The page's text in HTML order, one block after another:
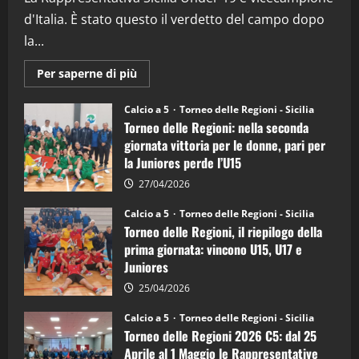
08/04/2026
d'Italia. È stato questo il verdetto del campo dopo
la...
Per saperne di più
informazioni
Torneo
delle
Regioni
di
calcio
a
5:
la
Juniores
è
vicecampione
d’Italia
Calcio a 5 Torneo delle Regioni - Sicilia
Torneo delle Regioni: nella seconda
giornata vittoria per le donne, pari per
la Juniores perde l’U15
27/04/2026
Calcio a 5 Torneo delle Regioni - Sicilia
Torneo delle Regioni, il riepilogo della
prima giornata: vincono U15, U17 e
Juniores
25/04/2026
Calcio a 5 Torneo delle Regioni - Sicilia
Torneo delle Regioni 2026 C5: dal 25
Aprile al 1 Maggio le Rappresentative